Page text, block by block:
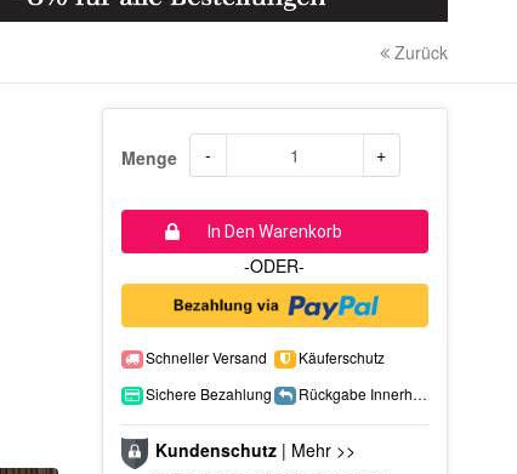
Zurück
Menge - +
In Den Warenkorb
-ODER-
Schneller Versand
Käuferschutz
Sichere Bezahlung
Rückgabe Innerhalb 15 Tage
Kundenschutz| Mehr >>